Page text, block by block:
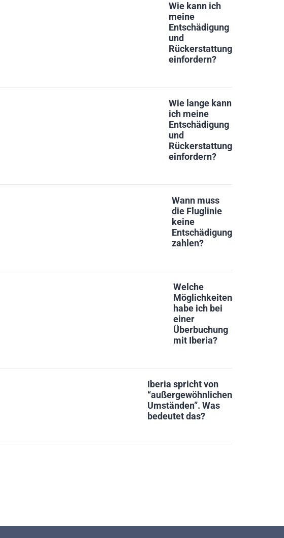
Wie kann ich
meine
Entschädigung
und
Rückerstattung
einfordern?
Wie lange kann
ich meine
Entschädigung
und
Rückerstattung
einfordern?
Wann muss
die Fluglinie
keine
Entschädigung
zahlen?
Welche
Möglichkeiten
habe ich bei
einer
Überbuchung
mit Iberia?
Iberia spricht von
“außergewöhnlichen
Umständen”. Was
bedeutet das?